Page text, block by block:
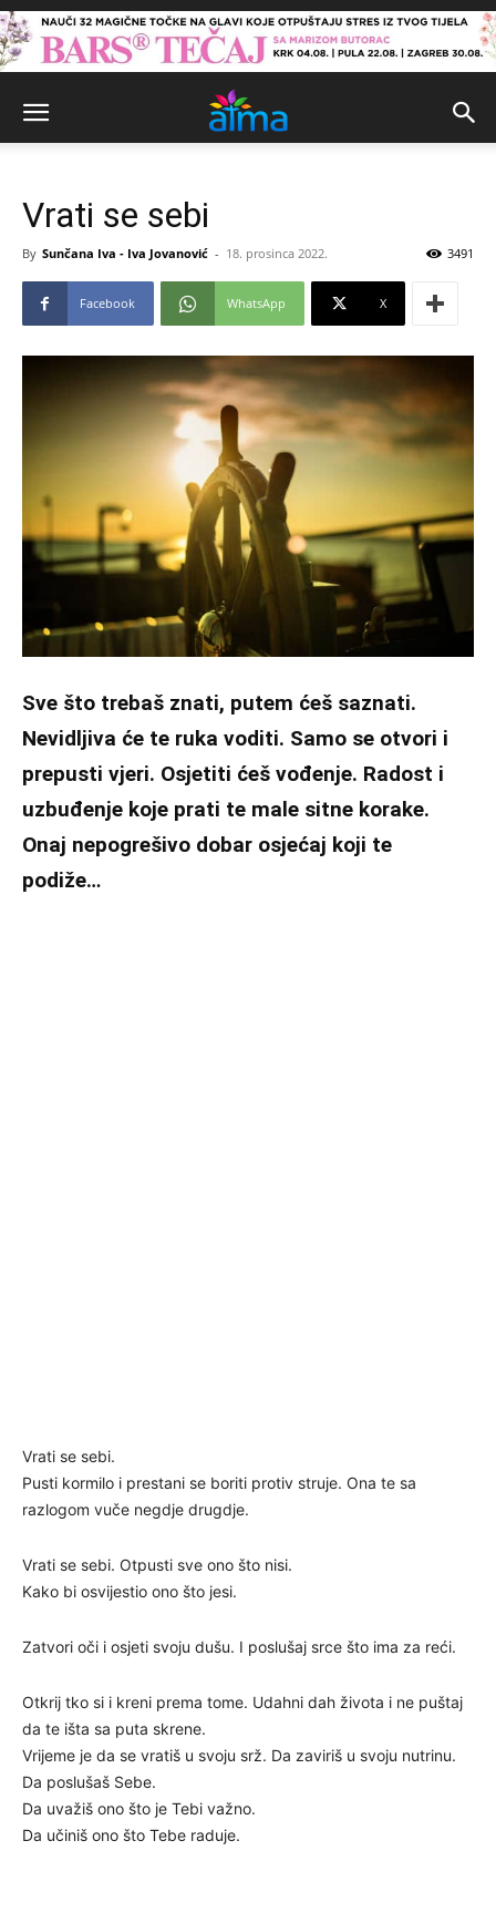
Vrati se sebi
By Sunčana Iva - Iva Jovanović - 18. prosinca 2022. 3491
Facebook WhatsApp X
Sve što trebaš znati, putem ćeš saznati.
Nevidljiva će te ruka voditi. Samo se otvori i
prepusti vjeri. Osjetiti ćeš vođenje. Radost i
uzbuđenje koje prati te male sitne korake.
Onaj nepogrešivo dobar osjećaj koji te
podiže…
Vrati se sebi.
Pusti kormilo i prestani se boriti protiv struje. Ona te sa
razlogom vuče negdje drugdje.
Vrati se sebi. Otpusti sve ono što nisi.
Kako bi osvijestio ono što jesi.
Zatvori oči i osjeti svoju dušu. I poslušaj srce što ima za reći.
Otkrij tko si i kreni prema tome. Udahni dah života i ne puštaj
da te išta sa puta skrene.
Vrijeme je da se vratiš u svoju srž. Da zaviriš u svoju nutrinu.
Da poslušaš Sebe.
Da uvažiš ono što je Tebi važno.
Da učiniš ono što Tebe raduje.